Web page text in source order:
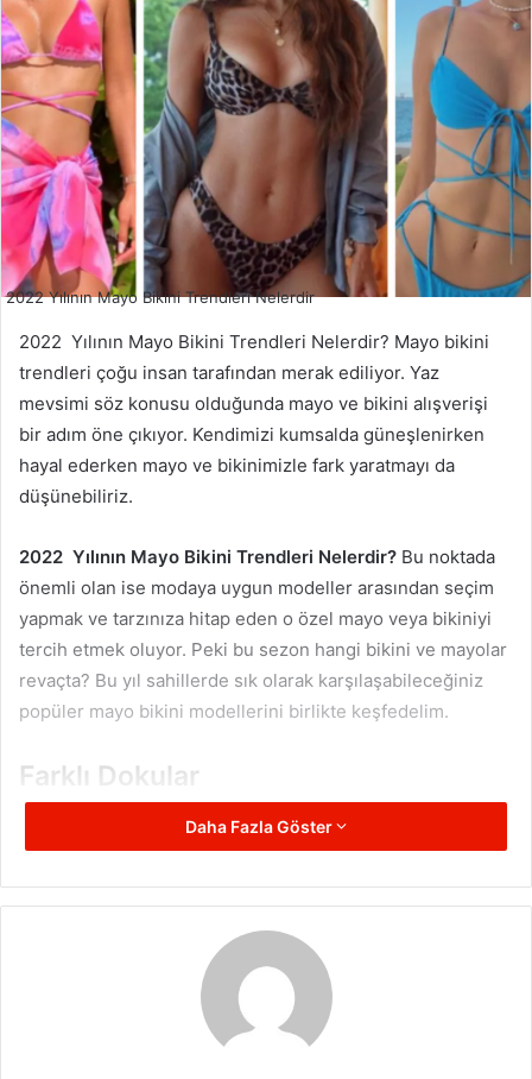
2022 Yılının Mayo Bikini Trendleri Nelerdir
2022 Yılının Mayo Bikini Trendleri Nelerdir? Mayo bikini
trendleri çoğu insan tarafından merak ediliyor. Yaz
mevsimi söz konusu olduğunda mayo ve bikini alışverişi
bir adım öne çıkıyor. Kendimizi kumsalda güneşlenirken
hayal ederken mayo ve bikinimizle fark yaratmayı da
düşünebiliriz.
2022 Yılının Mayo Bikini Trendleri Nelerdir? Bu noktada
önemli olan ise modaya uygun modeller arasından seçim
yapmak ve tarzınıza hitap eden o özel mayo veya bikiniyi
tercih etmek oluyor. Peki bu sezon hangi bikini ve mayolar
revaçta? Bu yıl sahillerde sık olarak karşılaşabileceğiniz
popüler mayo bikini modellerini birlikte keşfedelim.
Farklı Dokular
Mayo bikini trendleri söz konusu olduğunda bu yıl farklı
dokular ön plana çıkıyor. Eskiden kullandığımız klasik düz
bikiniler geride kaldı. Birkaç sezondan beri dokulu plaj
yer alıyor. Nervürlü dokular ise mayo bikini modasında
önemli bir yere sahip oluyor. Aynı şekilde örgü
kumaşlardan elde edilen mayo ve bikiniler de bu yaza
Daha Fazla Göster